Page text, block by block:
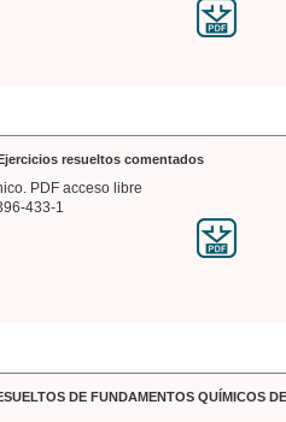
resueltos comentados
PDF acceso libre
433-1
DE FUNDAMENTOS QUÍMICOS